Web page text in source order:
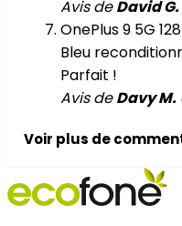
Avis deDavid G.
OnePlus 9 5G
Bleu
Parfait !
Avis deDavy M.
Voir plus de